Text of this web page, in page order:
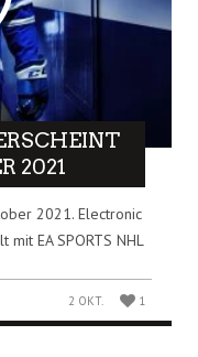
2021
2021. Electronic
EA SPORTS NHL
2 OKT. 1